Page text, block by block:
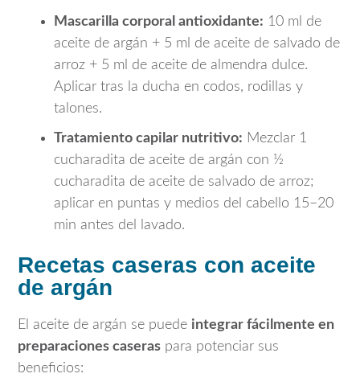
Mascarilla corporal antioxidante: 10 ml de
aceite de argán + 5 ml de aceite de salvado de
arroz + 5 ml de aceite de almendra dulce.
Aplicar tras la ducha en codos, rodillas y
talones.
Tratamiento capilar nutritivo: Mezclar 1
cucharadita de aceite de argán con ½
cucharadita de aceite de salvado de arroz;
aplicar en puntas y medios del cabello 15–20
min antes del lavado.
Recetas caseras con aceite
de argán
El aceite de argán se puede integrar fácilmente en
preparaciones caseras para potenciar sus
beneficios: